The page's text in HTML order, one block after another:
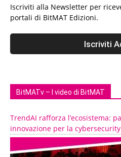
Iscriviti alla Newsletter per
portali di BitMAT Edizioni.
BitMATv – I video di BitMAT
TrendAI rafforza l’ecosistema:
innovazione per la